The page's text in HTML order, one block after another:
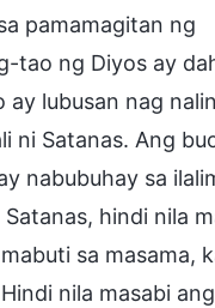
pamamagitan ng
tao ng Diyos ay
ay lubusan nag
ni Satanas. Ang
nabubuhay sa
Satanas, hindi nila
sa masama,
nila masabi